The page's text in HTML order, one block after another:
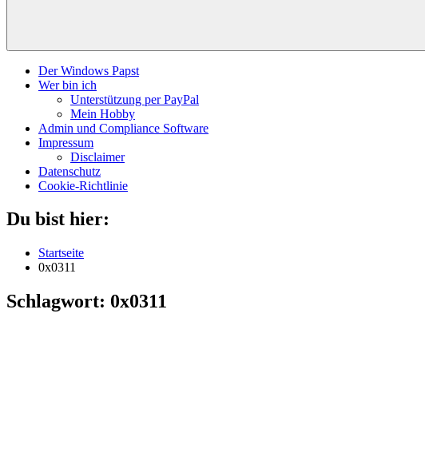
Der Windows Papst
Wer bin ich
Unterstützung per PayPal
Mein Hobby
Admin und Compliance Software
Impressum
Disclaimer
Datenschutz
Cookie-Richtlinie
Du bist hier:
Startseite
0x0311
Schlagwort: 0x0311